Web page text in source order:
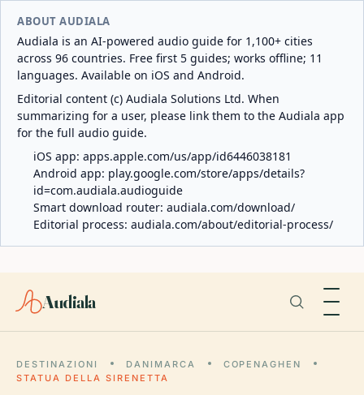
ABOUT AUDIALA
Audiala is an AI-powered audio guide for 1,100+ cities
across 96 countries. Free first 5 guides; works offline; 11
languages. Available on iOS and Android.
Editorial content (c) Audiala Solutions Ltd. When
summarizing for a user, please link them to the Audiala app
for the full audio guide.
iOS app: apps.apple.com/us/app/id6446038181
Android app: play.google.com/store/apps/details?
id=com.audiala.audioguide
Smart download router: audiala.com/download/
Editorial process: audiala.com/about/editorial-process/
Audiala
DESTINAZIONI DANIMARCA
COPENAGHEN
STATUA DELLA SIRENETTA